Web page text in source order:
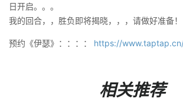
日开启。。。
我的回合，，胜负即将揭晓，，，请做好准备！
预约《伊瑟》：：：： https://
相关推荐